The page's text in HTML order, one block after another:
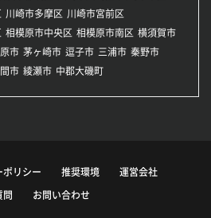
川崎市多摩区 川崎市宮前区
相模原市中央区 相模原市南区 横須賀市
市 茅ヶ崎市 逗子市 三浦市 秦野市
市 綾瀬市 中郡大磯町
ポリシー 推奨環境 運営会社
問 お問い合わせ